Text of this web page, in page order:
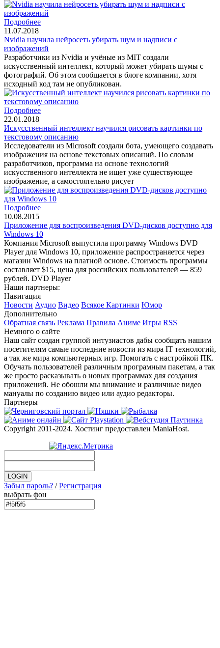
Подробнее
11.07.2018
Nvidia научила нейросеть убирать шум и надписи с
изображений
Разработчики из Nvidia и учёные из MIT создали
искусственный интеллект, который может убирать шумы с
фотографий. Об этом сообщается в блоге компании, хотя
исходный код там не опубликован.
Подробнее
22.01.2018
Искусственный интеллект научился рисовать картинки по
текстовому описанию
Исследователи из Microsoft создали бота, умеющего создавать
изображения на основе текстовых описаний. По словам
разработчиков, программа на основе технологий
искусственного интеллекта не ищет уже существующее
изображение, а самостоятельно рисует
Подробнее
10.08.2015
Приложение для воспроизведения DVD-дисков доступно для
Windows 10
Компания Microsoft выпустила программу Windows DVD
Player для Windows 10, приложение распространяется через
магазин Windows на платной основе. Стоимость программы
составляет $15, цена для российских пользователей — 859
рублей. DVD Player
Наши партнеры:
Навигация
Новости Аудио Видео Всякое Картинки Юмор
Дополнительно
Обратная связь Реклама Правила Аниме Игры RSS
Немного о сайте
Наш сайт создан группой интузиастов дабы сообщать нашим
посетителям самые последние новости из мира IT технологий,
а так же мира компьютерных игр. Помогать с настройкой ПК.
Обучать пользователей различным програмным пакетам, а так
же просто расказывать о новых программах для создания
приложений. Не обошли мы внимание и различные видео
мануалы по созданию видео или аудио редакторы.
Партнеры
Copyright 2011-2024. Хостинг предоставлен ManiaHost.
Забыл пароль? /Регистрация
выбрать фон